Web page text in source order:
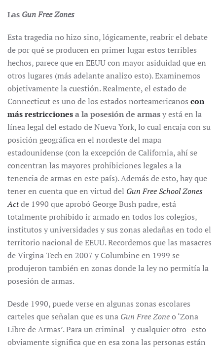
Las Gun Free Zones
Esta tragedia no hizo sino, lógicamente, reabrir el debate
de por qué se producen en primer lugar estos terribles
hechos, parece que en EEUU con mayor asiduidad que en
otros lugares (más adelante analizo esto). Examinemos
objetivamente la cuestión. Realmente, el estado de
Connecticut es uno de los estados norteamericanos con
más restriccionesa la posesión de armasy está en la
línea legal del estado de Nueva York, lo cual encaja con su
posición geográfica en el nordeste del mapa
estadounidense (con la excepción de California, ahí se
concentran las mayores prohibiciones legales a la
tenencia de armas en este país). Además de esto, hay que
tener en cuenta que en virtud del Gun Free School Zones
Actde 1990 que aprobó George Bush padre, está
totalmente prohibido ir armado en todos los colegios,
institutos y universidades y sus zonas aledañas en todo el
territorio nacional de EEUU. Recordemos que las masacres
de Virgina Tech en 2007 y Columbine en 1999 se
produjeron también en zonas donde la ley no permitía la
posesión de armas.
Desde 1990, puede verse en algunas zonas escolares
carteles que señalan que es una Gun Free Zoneo ‘Zona
Libre de Armas’. Para un criminal –y cualquier otro- esto
obviamente significa que en esa zona las personas están